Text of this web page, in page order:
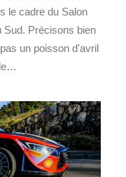
le cadre du Salon
Sud. Précisons bien
un poisson d'avril